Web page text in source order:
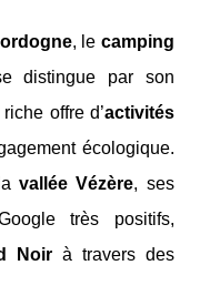
, le camping
distingue par son
offre d’activités
écologique.
vallée Vézère, ses
très positifs,
Noirà travers des